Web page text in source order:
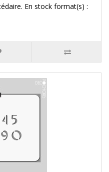
En stock format(s) :